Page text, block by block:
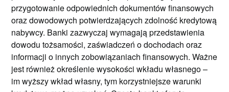
przygotowanie odpowiednich dokumentów finansowych
oraz dowodowych potwierdzających zdolność kredytową
nabywcy. Banki zazwyczaj wymagają przedstawienia
dowodu tożsamości, zaświadczeń o dochodach oraz
informacji o innych zobowiązaniach finansowych. Ważne
jest również określenie wysokości wkładu własnego –
im wyższy wkład własny, tym korzystniejsze warunki